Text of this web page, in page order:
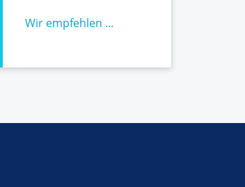
Wir empfehlen ...